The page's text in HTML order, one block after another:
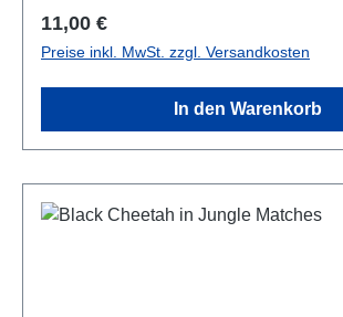
Regulärer Preis:
11,00 €
Preise inkl. MwSt. zzgl. Versandkosten
In den Warenkorb